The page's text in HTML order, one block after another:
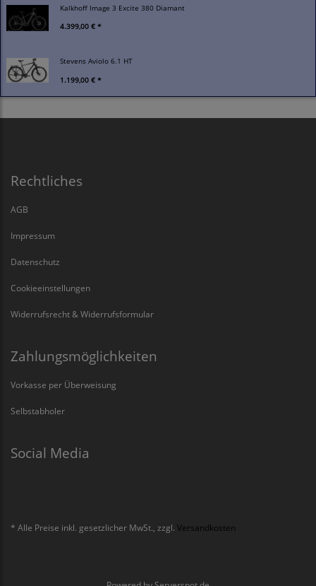
Kalkhoff Image 3 Excite 380 Diamant
4.399,00 € *
Stevens Aviolo 6.1 HT
1.199,00 € *
Rechtliches
AGB
Impressum
Datenschutz
Cookieeinstellungen
Widerrufsrecht & Widerrufsformular
Zahlungsmöglichkeiten
Vorkasse per Überweisung
Selbstabholer
Social Media
* Alle Preise inkl. gesetzlicher MwSt., zzgl. Versandkosten